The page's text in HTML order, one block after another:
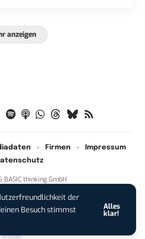
der
Besuch stimmst
Alles
klar!
anzeigen
thinking GmbH
Firmen
Impressum
Für 1 € +
Bonus!
Anzeige